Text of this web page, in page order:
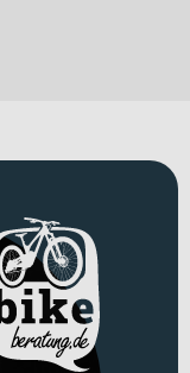
0 verbindet genau
Alltag unterwegs
ist es klar auf Asphalt
Zollund profitierst so
Ausfahrten
zulässigen
zudem einen